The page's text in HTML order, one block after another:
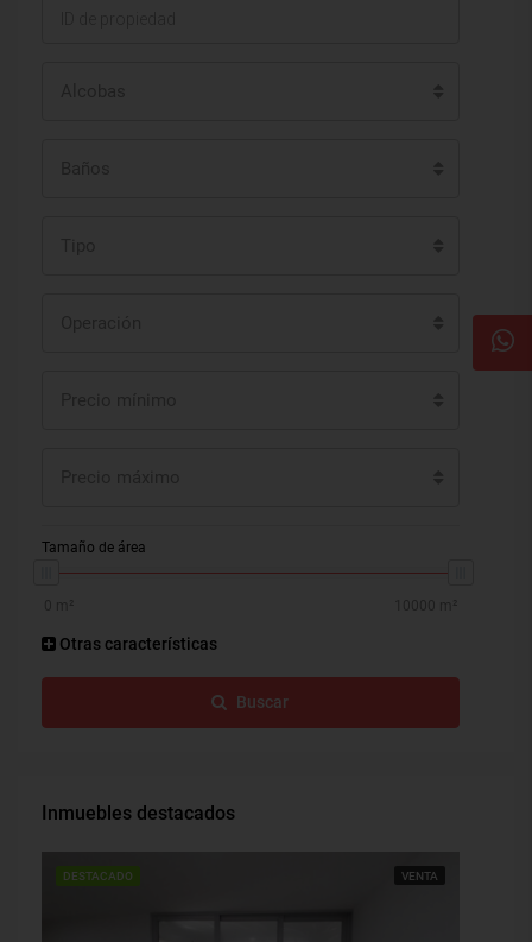
Tamaño de área
Otras características
Buscar
Inmuebles destacados
DESTACADO VENTA